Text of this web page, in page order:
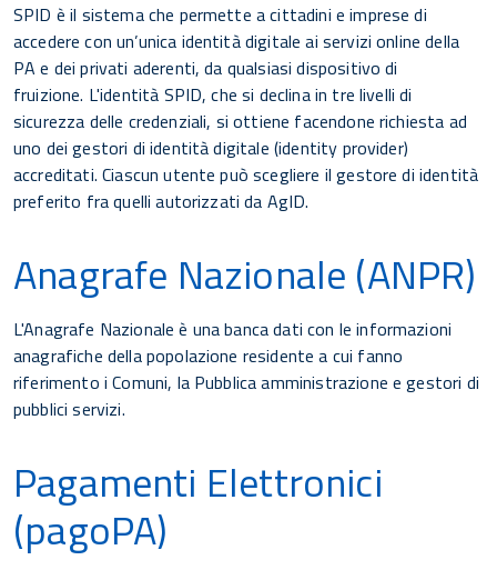
SPID è il sistema che permette a cittadini e imprese di
accedere con un’unica identità digitale ai servizi online della
PA e dei privati aderenti, da qualsiasi dispositivo di
fruizione. L'identità SPID, che si declina in tre livelli di
sicurezza delle credenziali, si ottiene facendone richiesta ad
uno dei gestori di identità digitale (identity provider)
accreditati. Ciascun utente può scegliere il gestore di identità
preferito fra quelli autorizzati da AgID.
Anagrafe Nazionale (ANPR)
L'Anagrafe Nazionale è una banca dati con le informazioni
anagrafiche della popolazione residente a cui fanno
riferimento i Comuni, la Pubblica amministrazione e gestori di
pubblici servizi.
Pagamenti Elettronici
(pagoPA)